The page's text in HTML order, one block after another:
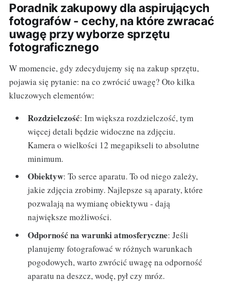
Poradnik zakupowy dla aspirujących
fotografów - cechy, na które zwracać
uwagę przy wyborze sprzętu
fotograficznego
W momencie, gdy zdecydujemy się na zakup sprzętu,
pojawia się pytanie: na co zwrócić uwagę? Oto kilka
kluczowych elementów:
Rozdzielczość: Im większa rozdzielczość, tym
więcej detali będzie widoczne na zdjęciu.
Kamera o wielkości 12 megapikseli to absolutne
minimum.
Obiektyw: To serce aparatu. To od niego zależy,
jakie zdjęcia zrobimy. Najlepsze są aparaty, które
pozwalają na wymianę obiektywu - dają
największe możliwości.
Odporność na warunki atmosferyczne: Jeśli
planujemy fotografować w różnych warunkach
pogodowych, warto zwrócić uwagę na odporność
aparatu na deszcz, wodę, pył czy mróz.